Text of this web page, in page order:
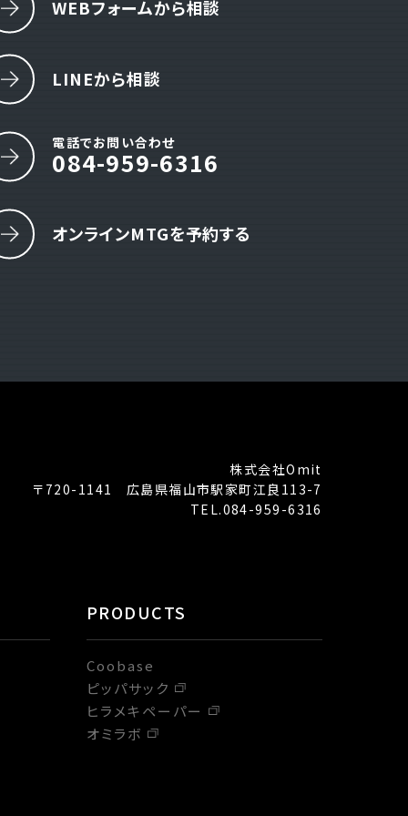
( 土日祝定休 )
WEBフォームから相談
LINEから相談
電話でお問い合わせ
084-959-6316
オンラインMTGを予約する
株式会社Omit
〒720-1141 広島県福山市駅家町江良113-7
TEL.084-959-6316
PRODUCTS
Coobase
ピッパサック
ヒラメキペーパー
オミラボ